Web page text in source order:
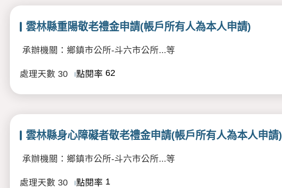
雲林縣重陽敬老禮金申請(帳戶所有人為本人申請)
承辦機關：鄉鎮市公所-斗六市公所...等
處理天數 30 點閱率 62
雲林縣身心障礙者敬老禮金申請(帳戶所有人為本人申請)
承辦機關：鄉鎮市公所-斗六市公所...等
處理天數 30 點閱率 1